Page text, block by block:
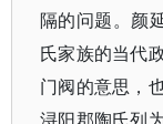
隔的问题。颜
氏家族的当代
门阀的意思，